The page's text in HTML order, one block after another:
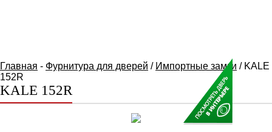
Главная - Фурнитура для дверей / Импортные замки / KALE
152R
KALE 152R